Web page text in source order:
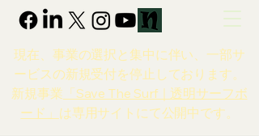
現在、事業の選択と集中に伴い、一部サ
ービスの新規受付を停止しております。
新規事業 「Save The Surf｜透明サーフボ
ード」 は専用サイトにて公開中です。